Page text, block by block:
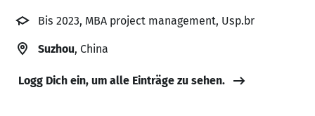
Bis 2023, MBA project management, Usp.br
Suzhou, China
Logg Dich ein, um alle Einträge zu sehen.